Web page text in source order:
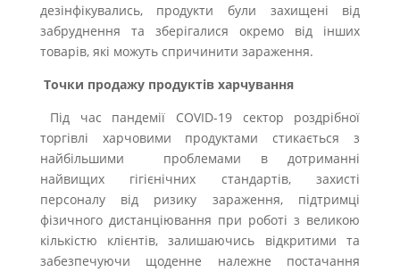
дезінфікувались, продукти були захищені від
забруднення та зберігалися окремо від інших
товарів, які можуть спричинити зараження.
Точки продажу продуктів харчування
Під час пандемії COVID-19 сектор роздрібної
торгівлі харчовими продуктами стикається з
найбільшими проблемами в дотриманні
найвищих гігієнічних стандартів, захисті
персоналу від ризику зараження, підтримці
фізичного дистанціювання при роботі з великою
кількістю клієнтів, залишаючись відкритими та
забезпечуючи щоденне належне постачання